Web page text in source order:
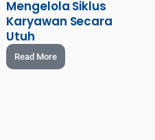
Mengelola Siklus
Karyawan Secara
Utuh
Read More